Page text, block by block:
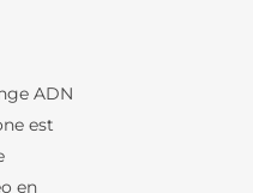
ADN
est
en